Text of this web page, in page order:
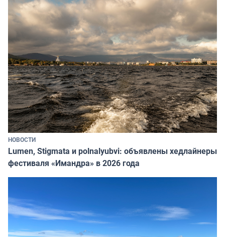
НОВОСТИ
Lumen, Stigmata и polnalyubvi: объявлены хедлайнеры
фестиваля «Имандра» в 2026 года